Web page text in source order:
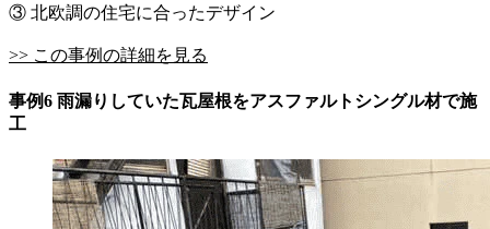
③ 北欧調の住宅に合ったデザイン
>> この事例の詳細を見る
事例6 雨漏りしていた瓦屋根をアスファルトシングル材で施
工